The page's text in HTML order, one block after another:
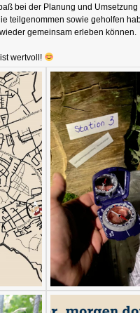
bei der Planung und
teilgenommen sowie geholfen
gemeinsam erleben können.
wertvoll!